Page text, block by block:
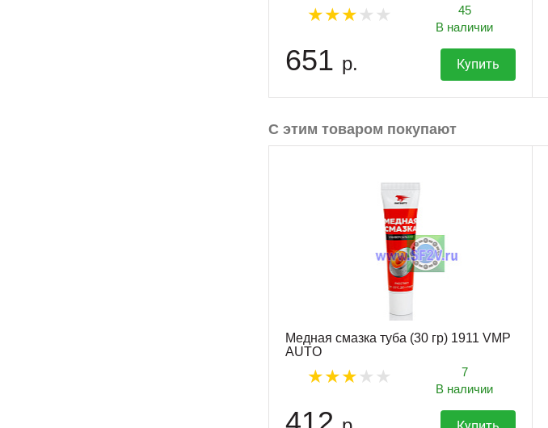
45
В наличии
651 р. Купить
С этим товаром покупают
Медная смазка туба (30 гр) 1911 VMP
AUTO
7
В наличии